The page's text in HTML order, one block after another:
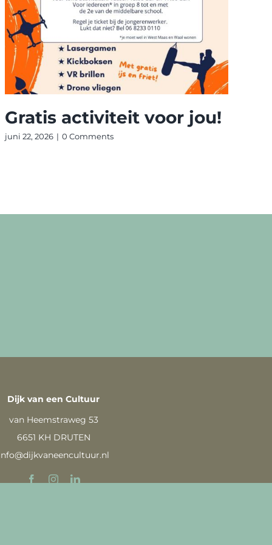
Gratis activiteit voor jou!
juni 22, 2026 | 0 Comments
Dijk van een Cultuur
van Heemstraweg 53
6651 KH DRUTEN